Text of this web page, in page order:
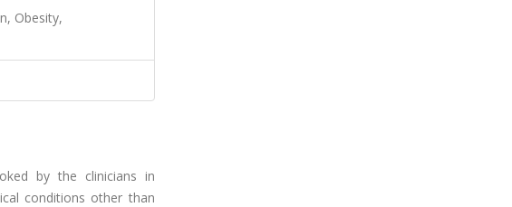
Obesity,
by the clinicians in
conditions other than